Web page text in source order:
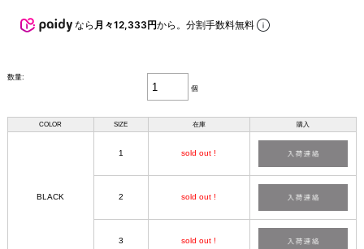
なら 月々12,333円から。分割手数料無料
数量:
個
COLOR SIZE 在庫 購入
BLACK
1 sold out !
2 sold out !
3 sold out !